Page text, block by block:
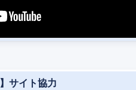
サイト協力